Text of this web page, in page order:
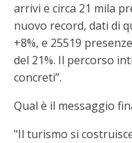
arrivi e circa 21 mila
nuovo record, dati di
+8%, e 25519
del 21%. Il percorso
concreti”.
Qual è il messaggio
"Il turismo si